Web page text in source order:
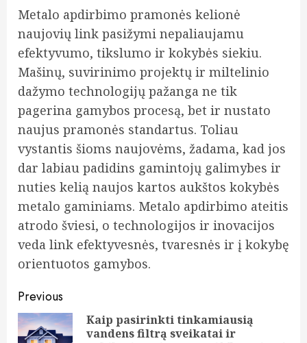
Metalo apdirbimo pramonės kelionė
naujovių link pasižymi nepaliaujamu
efektyvumo, tikslumo ir kokybės siekiu.
Mašinų, suvirinimo projektų ir miltelinio
dažymo technologijų pažanga ne tik
pagerina gamybos procesą, bet ir nustato
naujus pramonės standartus. Toliau
vystantis šioms naujovėms, žadama, kad jos
dar labiau padidins gamintojų galimybes ir
nuties kelią naujos kartos aukštos kokybės
metalo gaminiams. Metalo apdirbimo ateitis
atrodo šviesi, o technologijos ir inovacijos
veda link efektyvesnės, tvaresnės ir į kokybę
orientuotos gamybos.
Continue
Reading
Previous
Kaip pasirinkti tinkamiausią
vandens filtrą sveikatai ir